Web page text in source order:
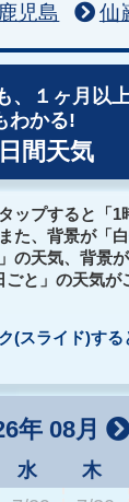
児島
仙
１ヶ月以
わかる!
間天気
ップすると「1
た、背景が「
の天気、背景
と」の天気が
(スライド)する
年 08月
水 木